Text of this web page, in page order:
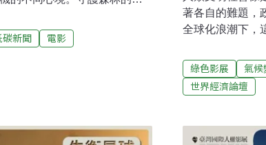
得格格不入。後來因累積大
一頭栽進音樂產業世界。電
野玩耍，甚至將藝名取作
碳新聞 電影
著各自的難題，
全球化浪潮下，
然有了這個想法
領袖、各組織、
行主席兼創辦人
1971年，由施瓦
綠色影展 氣候
世界經濟論壇